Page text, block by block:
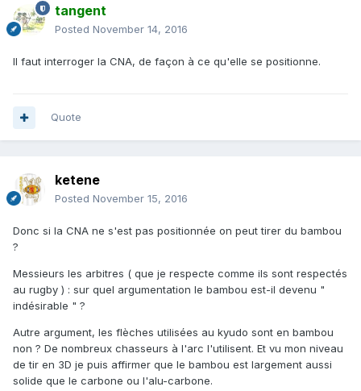
tangent
Posted November 14, 2016
Il faut interroger la CNA, de façon à ce qu'elle se positionne.
Quote
ketene
Posted November 15, 2016
Donc si la CNA ne s'est pas positionnée on peut tirer du bambou
?
Messieurs les arbitres ( que je respecte comme ils sont respectés
au rugby ) : sur quel argumentation le bambou est-il devenu "
indésirable " ?
Autre argument, les flèches utilisées au kyudo sont en bambou
non ? De nombreux chasseurs à l'arc l'utilisent. Et vu mon niveau
de tir en 3D je puis affirmer que le bambou est largement aussi
solide que le carbone ou l'alu-carbone.